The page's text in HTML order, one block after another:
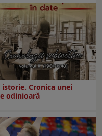
Cronica unei
odinioară